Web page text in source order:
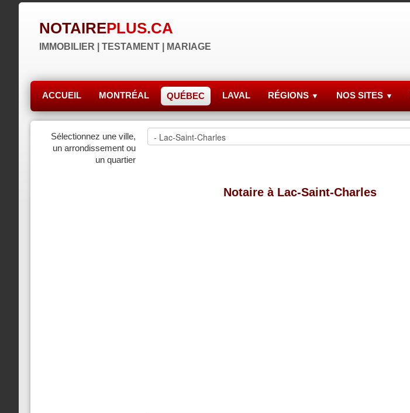
NOTAIREPLUS.CA
IMMOBILIER | TESTAMENT | MARIAGE
ACCUEIL MONTRÉAL QUÉBEC LAVAL RÉGIONS ▼ NOS SITES ▼
Sélectionnez une ville,
un arrondissement ou
un quartier
Notaire à Lac-Saint-Charles